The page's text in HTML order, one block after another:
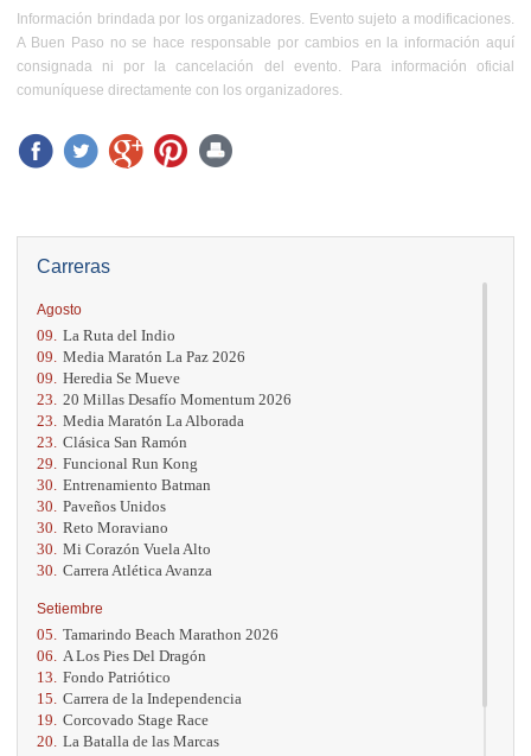
Carreras
Agosto
09. La Ruta del Indio
09. Media Maratón La Paz 2026
09. Heredia Se Mueve
23. 20 Millas Desafío Momentum 2026
23. Media Maratón La Alborada
23. Clásica San Ramón
29. Funcional Run Kong
30. Entrenamiento Batman
30. Paveños Unidos
30. Reto Moraviano
30. Mi Corazón Vuela Alto
30. Carrera Atlética Avanza
Setiembre
05. Tamarindo Beach Marathon 2026
06.
A Los Pies Del Dragón
13. Fondo Patriótico
15. Carrera de la Independencia
19. Corcovado Stage Race
20. La Batalla de las Marcas
Información brindada por los organizadores. Evento sujeto a modificaciones.
A Buen Paso no se hace responsable por cambios en la información aquí
consignada ni por la cancelación del evento. Para información oficial
comuníquese directamente con los organizadores.